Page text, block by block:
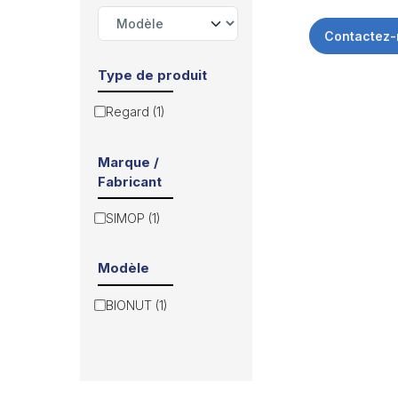
Type de produit
Regard (1)
Marque /
Fabricant
SIMOP (1)
Modèle
BIONUT (1)